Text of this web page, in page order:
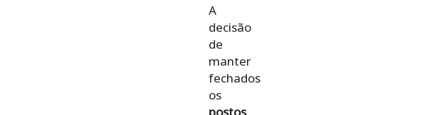
A
decisão
de
manter
fechados
os